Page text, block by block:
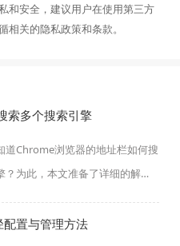
和安全，建议用户在使用第三方
关的隐私政策和条款。
索多个搜索引擎
道Chrome浏览器的地址栏如何搜
？为此，本文准备了详细的解
置与管理方法